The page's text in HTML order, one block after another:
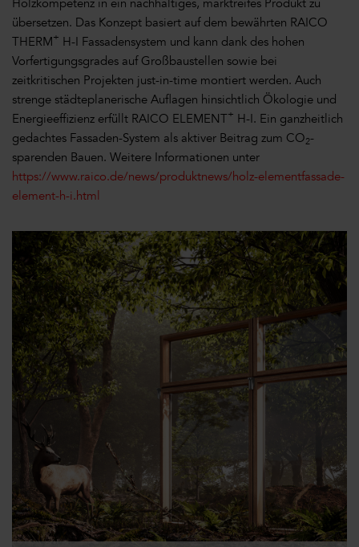
Holzkompetenz in ein nachhaltiges, marktreifes Produkt zu
übersetzen. Das Konzept basiert auf dem bewährten RAICO
THERM+ H-I Fassadensystem und kann dank des hohen
Vorfertigungsgrades auf Großbaustellen sowie bei
zeitkritischen Projekten just-in-time montiert werden. Auch
strenge städteplanerische Auflagen hinsichtlich Ökologie und
Energieeffizienz erfüllt RAICO ELEMENT + H-I. Ein ganzheitlich
gedachtes Fassaden-System als aktiver Beitrag zum CO2-
sparenden Bauen. Weitere Informationen unter
https://www.raico.de/news/produktnews/holz-elementfassade-
element-h-i.html